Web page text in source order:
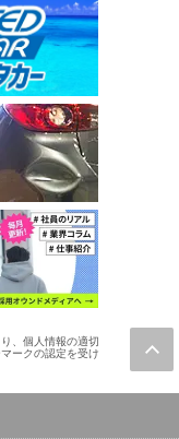
、個人情報の適切
ークの認定を受け